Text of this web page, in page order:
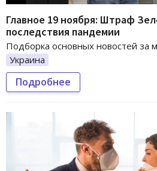
Главное 19 ноября: Штраф
последствия пандемии
Подборка основных новостей за
Украина
Подробнее